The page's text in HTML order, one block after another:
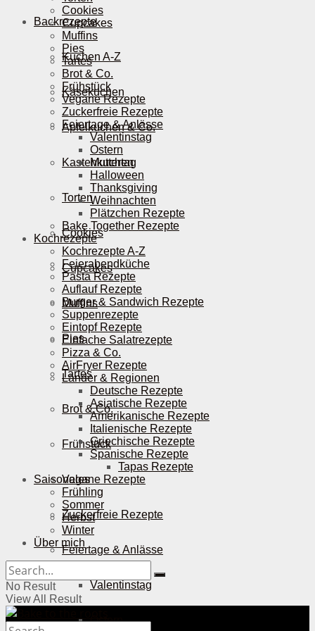
Backrezepte
Kuchen A-Z
Käsekuchen
Apfelkuchen & Co.
Kastenkuchen
Torten
Cookies
Cupcakes
Muffins
Pies
Tartes
Brot & Co.
Frühstück
Vegane Rezepte
Zuckerfreie Rezepte
Feiertage & Anlässe
Valentinstag
Ostern
Cookies
Cupcakes
Muffins
Pies
Tartes
Brot & Co.
Frühstück
Vegane Rezepte
Zuckerfreie Rezepte
Feiertage & Anlässe
Valentinstag
Ostern
Muttertag
Halloween
Thanksgiving
Weihnachten
Plätzchen Rezepte
Bake Together Rezepte
Kochrezepte
Kochrezepte A-Z
Feierabendküche
Pasta Rezepte
Auflauf Rezepte
Burger & Sandwich Rezepte
Suppenrezepte
Eintopf Rezepte
Einfache Salatrezepte
Pizza & Co.
AirFryer Rezepte
Länder & Regionen
Deutsche Rezepte
Asiatische Rezepte
Amerikanische Rezepte
Italienische Rezepte
Griechische Rezepte
Spanische Rezepte
Tapas Rezepte
Saisonales
Frühling
Sommer
Herbst
Winter
Über mich
No Result
View All Result